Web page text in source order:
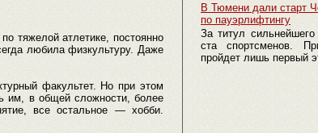
тяжелой атлетике, постоянно
любила физкультуру. Даже
факультет. Но при этом
им, в общей сложности, более
все остальное — хобби.
В Тюмени дали старт
по пауэрлифтингу
За титул
ста спортсменов.
пройдет лишь первый